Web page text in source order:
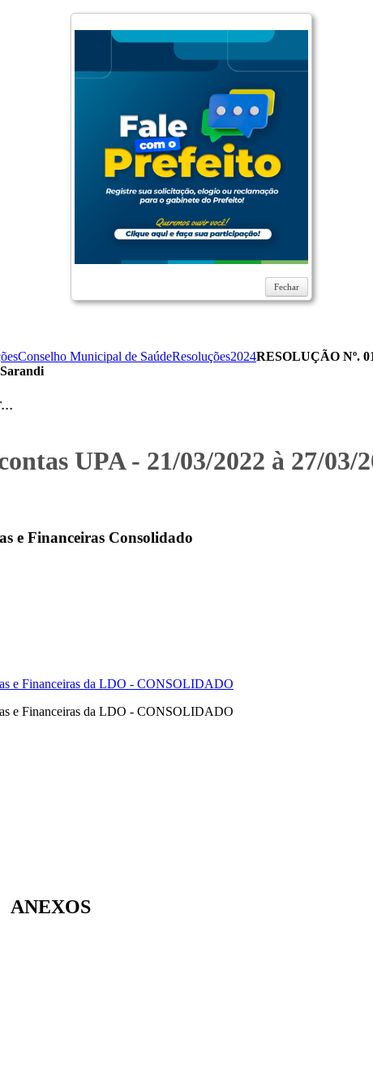
Conselho Municipal de SaúdeResoluções2024RESOLUÇÃO Nº.
UPA - 21/03/2022 à 27/03/
e Financeiras Consolidado
e Financeiras da LDO - CONSOLIDADO
e Financeiras da LDO - CONSOLIDADO
ANEXOS
Fechar